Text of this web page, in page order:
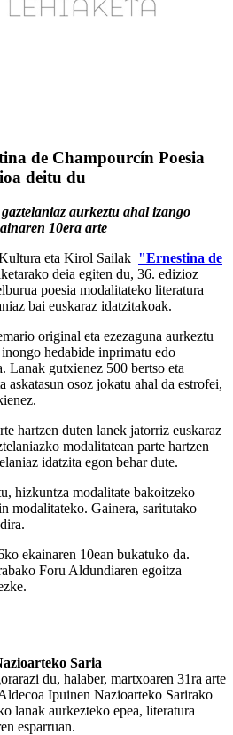
de Champourcín Poesia
deitu du
aurkeztu ahal izango
10era arte
eta Kirol Sailak "Ernestina de
deia egiten du, 36. edizioz
poesia modalitateko literatura
bai euskaraz idatzitakoak.
original eta ezezaguna aurkeztu
hedabide inprimatu edo
Lanak gutxienez 500 bertso eta
askatasun osoz jokatu ahal da estrofei,
hartzen duten lanek jatorriz euskaraz
modalitatean parte hartzen
idatzita egon behar dute.
hizkuntza modalitate bakoitzeko
modalitateko. Gainera, saritutako
ekainaren 10ean bukatuko da.
Foru Aldundiaren egoitza
Saria
du, halaber, martxoaren 31ra arte
Ipuinen Nazioarteko Sarirako
lanak aurkezteko epea, literatura
esparruan.